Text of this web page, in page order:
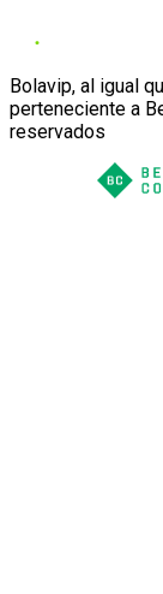
Bolavip, al igual
perteneciente a
reservados